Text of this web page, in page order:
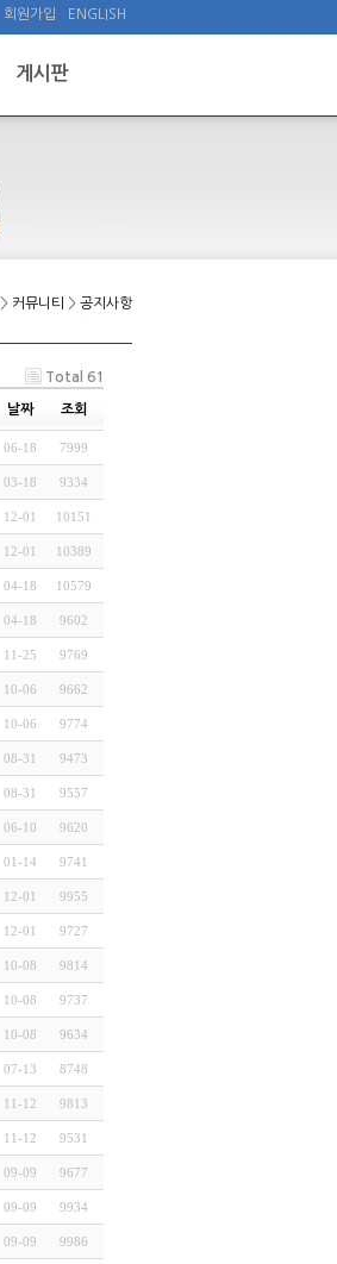
회원가입 ENGLISH
게시판
> 커뮤니티 > 공지사항
Total 61
날짜 조회
06-18 7999
03-18 9334
12-01 10151
12-01 10389
04-18 10579
04-18 9602
11-25 9769
10-06 9662
10-06 9774
08-31 9473
08-31 9557
06-10 9620
01-14 9741
12-01 9955
12-01 9727
10-08 9814
10-08 9737
10-08 9634
07-13 8748
11-12 9813
11-12 9531
09-09 9677
09-09 9934
09-09 9986